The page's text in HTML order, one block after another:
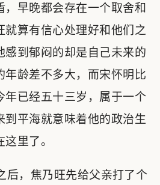
，早晚都会存在一个取舍和
就算有信心处理好和他们之
感到郁闷的却是自己未来的
年龄差不多大，而宋怀明比
年已经五十三岁，属于一个
到平海就意味着他的政治生
里了。
，焦乃旺先给父亲打了个